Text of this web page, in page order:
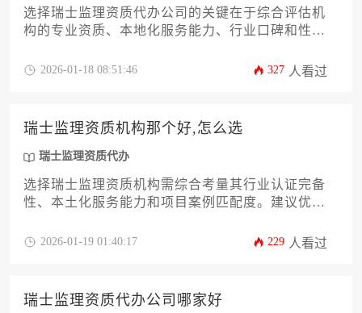
选择瑞士监理资质代办公司的关键在于综合评估机
构的专业资质、本地化服务能力、行业口碑和性价
来做出决策。
2026-01-18 08:51:46 327 人看过
瑞士监理资质机构那个好,怎么选
瑞士监理资质代办
选择瑞士监理资质机构需综合考量其行业认证完备
性、本土化服务能力和项目案例匹配度。建议优先
队的机构，通过实地考察历史项目与对比服务协议
2026-01-19 01:40:17 229 人看过
瑞士监理资质代办公司哪家好